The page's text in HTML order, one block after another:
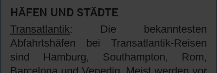
HÄFEN UND STÄDTE
Transatlantik: Die bekanntesten
Abfahrtshäfen bei Transatlantik-Reisen
sind Hamburg, Southampton, Rom,